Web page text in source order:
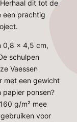
dit tot de
een prachtig
0,8 x 4,5 cm,
schulpen
Vaessen
met een gewicht
papier ponsen?
g/m² mee
voor